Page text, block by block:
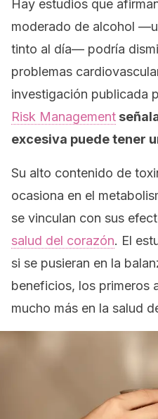
Hay estudios que
moderado de alcohol
tinto al día— podría
problemas
investigación publicada
Risk Management
excesiva puede tener
Su alto contenido de
ocasiona en el
se vinculan con sus
salud del corazón. El
si se pusieran en la
beneficios, los primeros
mucho más en la salud